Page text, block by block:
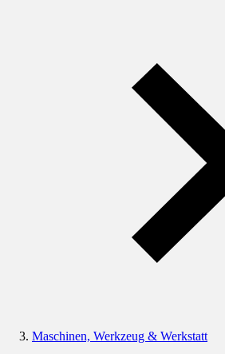
Maschinen, Werkzeug & Werkstatt